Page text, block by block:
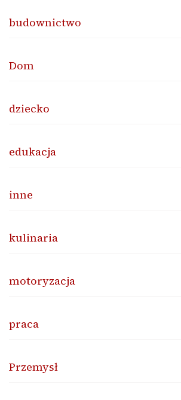
budownictwo
Dom
dziecko
edukacja
inne
kulinaria
motoryzacja
praca
Przemysł